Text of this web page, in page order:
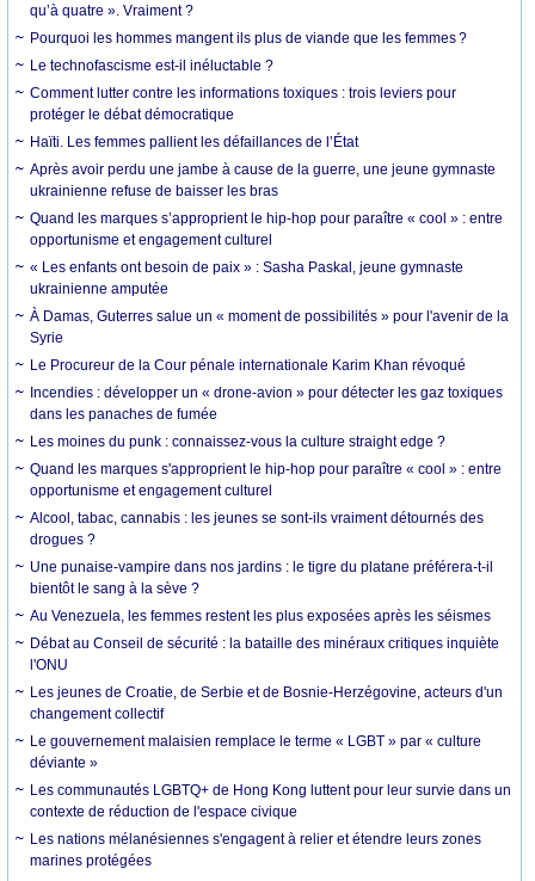
qu’à quatre ». Vraiment ?
Pourquoi les hommes mangent ils plus de viande que les femmes ?
Le technofascisme est-il inéluctable ?
Comment lutter contre les informations toxiques : trois leviers pour
protéger le débat démocratique
Haïti. Les femmes pallient les défaillances de l’État
Après avoir perdu une jambe à cause de la guerre, une jeune gymnaste
ukrainienne refuse de baisser les bras
Quand les marques s’approprient le hip-hop pour paraître « cool » : entre
opportunisme et engagement culturel
« Les enfants ont besoin de paix » : Sasha Paskal, jeune gymnaste
ukrainienne amputée
À Damas, Guterres salue un « moment de possibilités » pour l'avenir de la
Syrie
Le Procureur de la Cour pénale internationale Karim Khan révoqué
Incendies : développer un « drone-avion » pour détecter les gaz toxiques
dans les panaches de fumée
Les moines du punk : connaissez-vous la culture straight edge ?
Quand les marques s'approprient le hip-hop pour paraître « cool » : entre
opportunisme et engagement culturel
Alcool, tabac, cannabis : les jeunes se sont-ils vraiment détournés des
drogues ?
Une punaise-vampire dans nos jardins : le tigre du platane préférera-t-il
bientôt le sang à la sève ?
Au Venezuela, les femmes restent les plus exposées après les séismes
Débat au Conseil de sécurité : la bataille des minéraux critiques inquiète
l'ONU
Les jeunes de Croatie, de Serbie et de Bosnie-Herzégovine, acteurs d'un
changement collectif
Le gouvernement malaisien remplace le terme « LGBT » par « culture
déviante »
Les communautés LGBTQ+ de Hong Kong luttent pour leur survie dans un
contexte de réduction de l'espace civique
Les nations mélanésiennes s'engagent à relier et étendre leurs zones
marines protégées